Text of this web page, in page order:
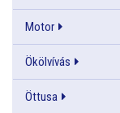
Motor
Ökölvívás
Öttusa